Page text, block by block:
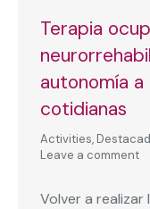
Terapia
autonomía
cotidianas
Activities,
Leave a comment
Volver a realizar